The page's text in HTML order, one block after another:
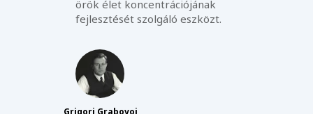
örök élet koncentrációjának
fejlesztését szolgáló eszközt.